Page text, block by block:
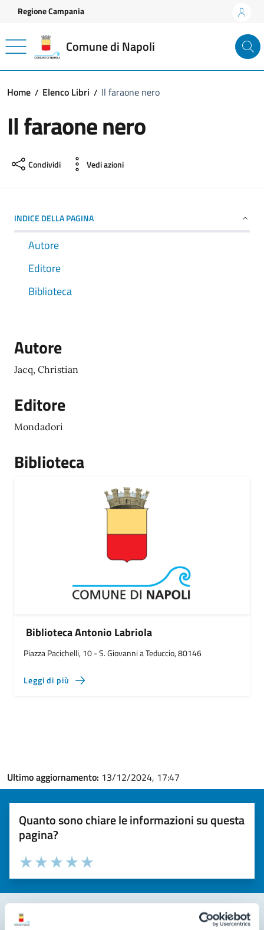
Vai ai contenuti
Vai al footer
Regione Campania
Comune di Napoli
Home Elenco Libri Il faraone nero
Il faraone nero
Condividi Vedi azioni
INDICE DELLA PAGINA
Autore
Editore
Biblioteca
Autore
Jacq, Christian
Editore
Mondadori
Biblioteca
Biblioteca Antonio Labriola
Piazza Pacichelli, 10 - S. Giovanni a Teduccio, 80146
Leggi di più
Ultimo aggiornamento: 13/12/2024, 17:47
Quanto sono chiare le informazioni su questa
pagina?
Valuta la chiarezza delle informazioni (da 1 a 5 stelle)
Seleziona il numero di stelle per valutare la chiarezza delle
Valuta 5 stelle su 5
Valuta 4 stelle su 5
Valuta 3 stelle su 5
Valuta 2 stelle su 5
Valuta 1 stelle su 5